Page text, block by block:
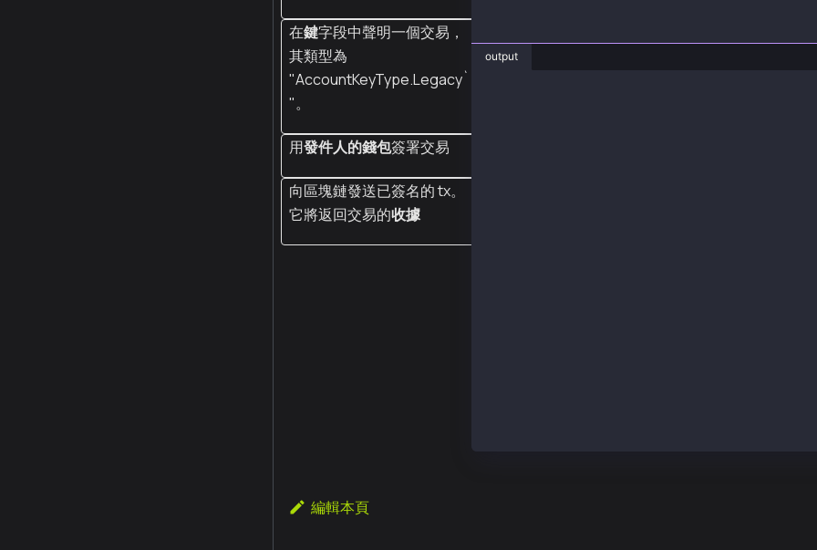
在鍵字段中聲明一個交易，
其類型為
"AccountKeyType.Legacy`
"。
用發件人的錢包簽署交易
向區塊鏈發送已簽名的 tx。
它將返回交易的收據
output
編輯本頁